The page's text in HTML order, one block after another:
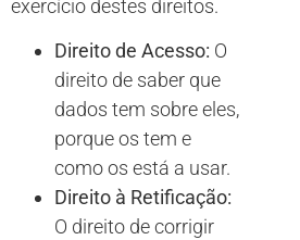
exercício destes direitos.
Direito de Acesso: O
direito de saber que
dados tem sobre eles,
porque os tem e
como os está a usar.
Direito à Retificação:
O direito de corrigir